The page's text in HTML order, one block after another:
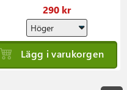
290 kr
Lägg i varukorgen